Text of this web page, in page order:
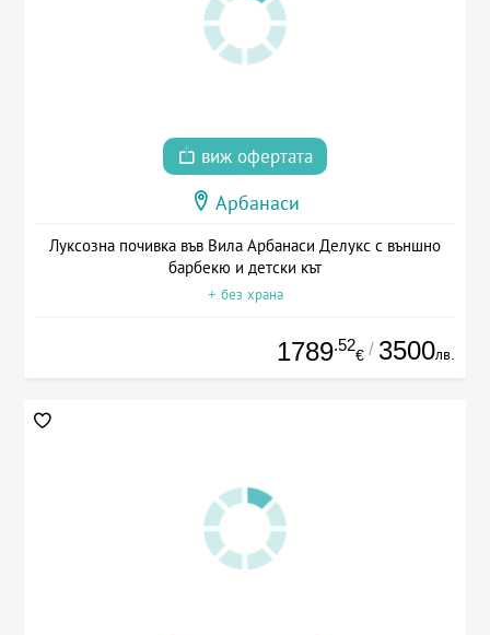
виж офертата
Арбанаси
Луксозна почивка във Вила Арбанаси Делукс с външно
барбекю и детски кът
+ без храна
1789.52
€ / 3500лв.